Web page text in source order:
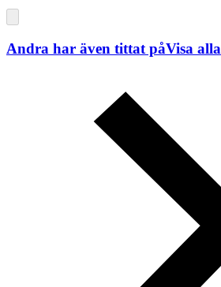
Andra har även tittat påVisa alla